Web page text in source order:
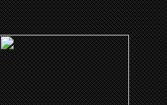
(2008)
Aide-toi, le ciel t'aidera